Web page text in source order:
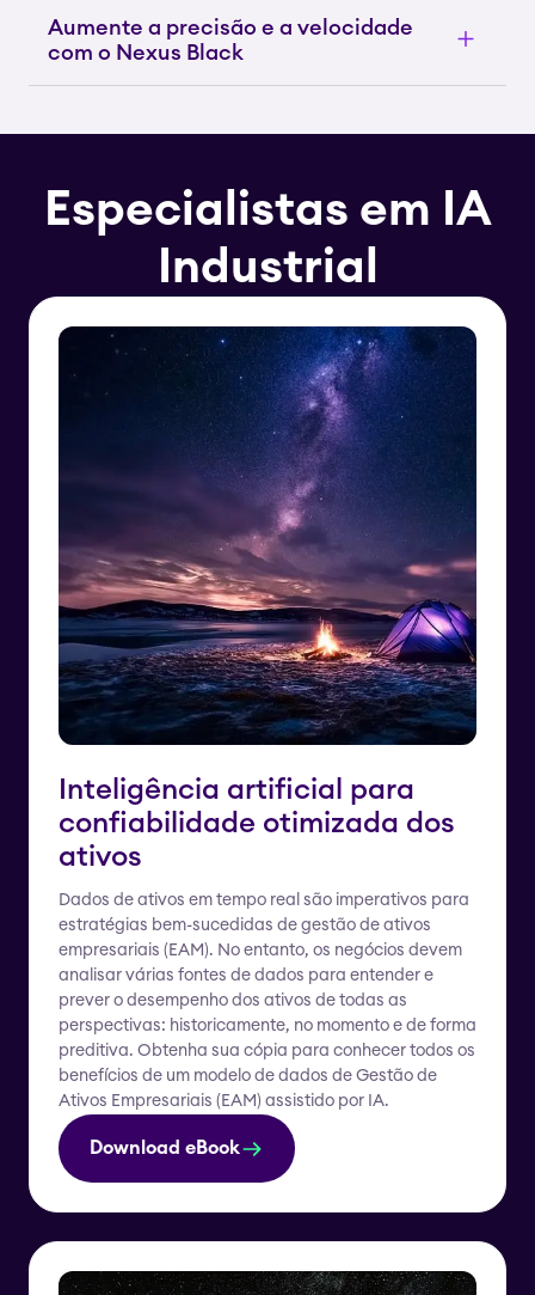
Aumente a precisão e a velocidade
com o Nexus Black
Especialistas em IA
Industrial
Inteligência artificial para
confiabilidade otimizada dos
ativos
Dados de ativos em tempo real são imperativos para
estratégias bem-sucedidas de gestão de ativos
empresariais (EAM). No entanto, os negócios devem
analisar várias fontes de dados para entender e
prever o desempenho dos ativos de todas as
perspectivas: historicamente, no momento e de forma
preditiva. Obtenha sua cópia para conhecer todos os
benefícios de um modelo de dados de Gestão de
Ativos Empresariais (EAM) assistido por IA.
Download eBook